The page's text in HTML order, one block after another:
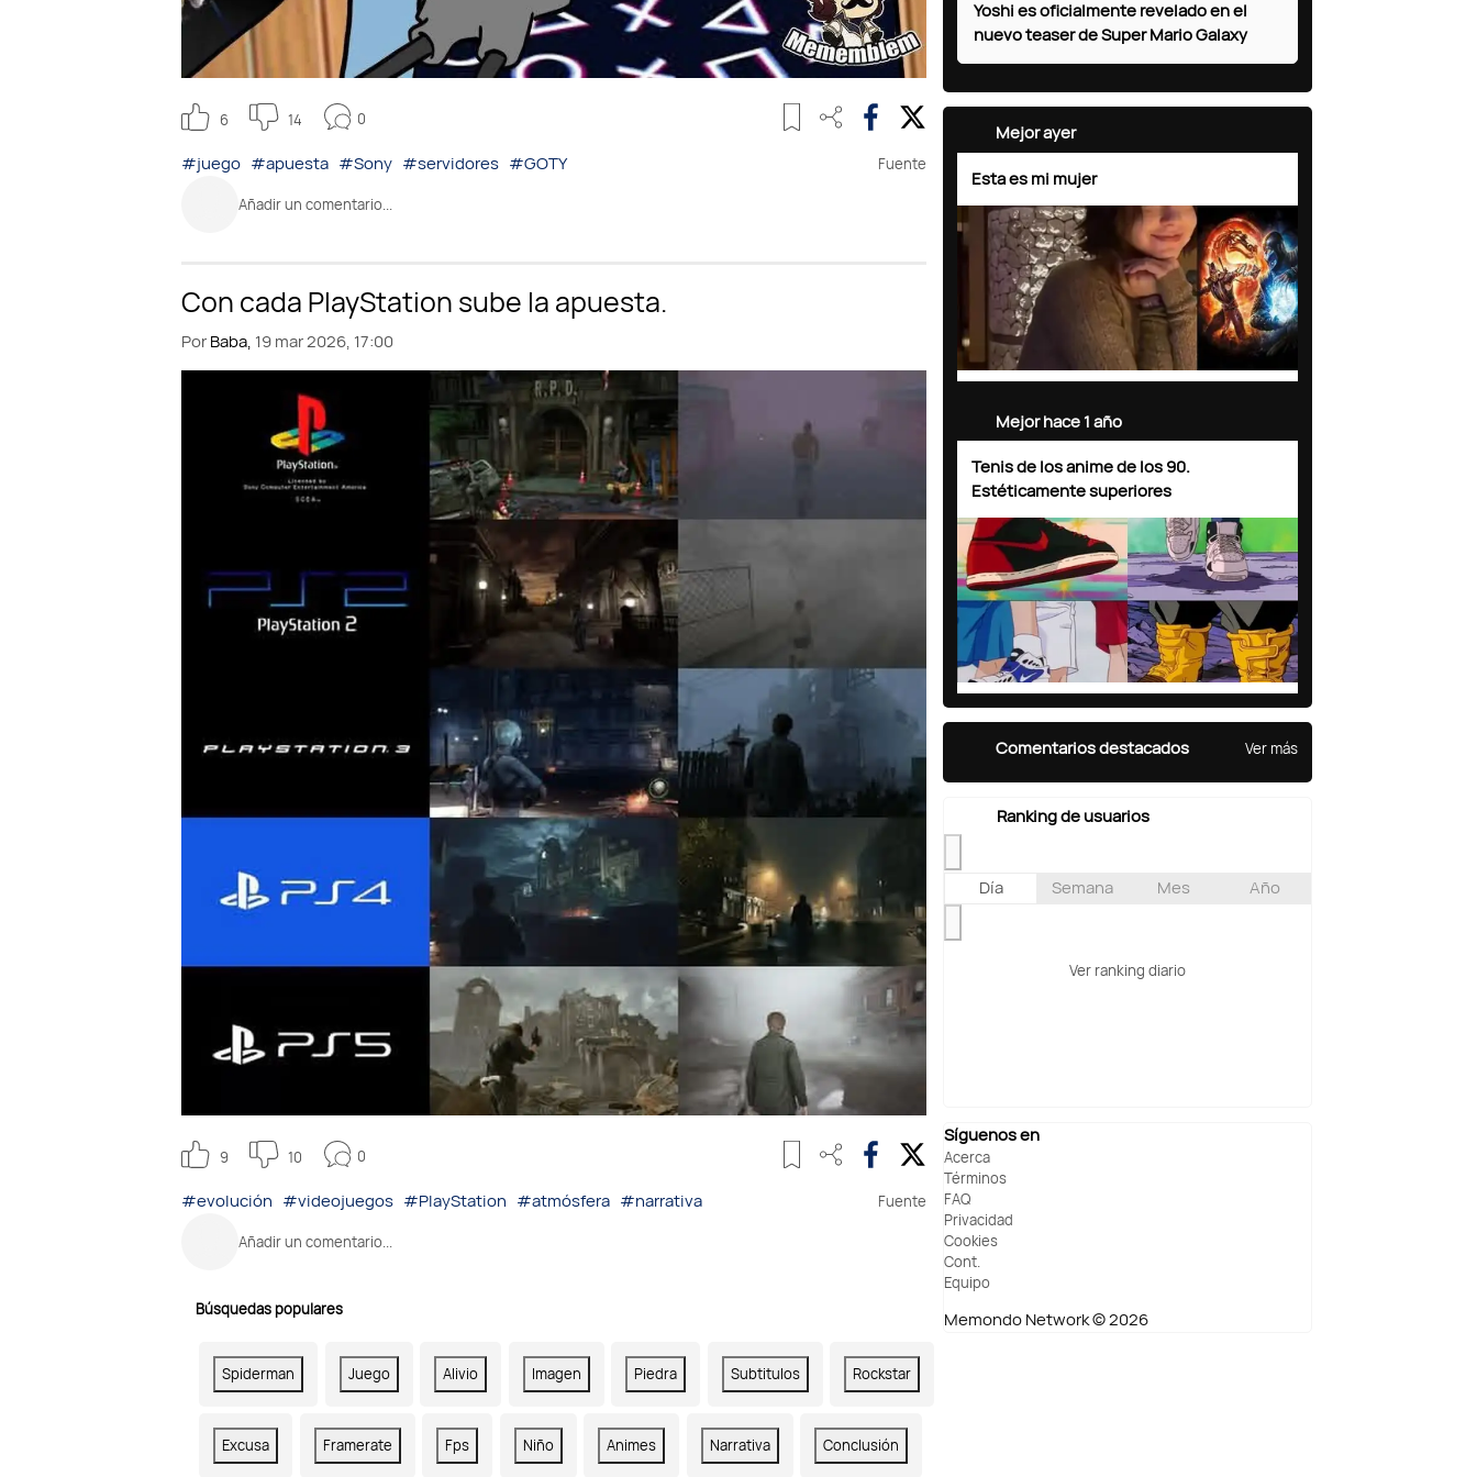
6 14 0
#juego #apuesta #Sony #servidores #GOTY Fuente
Añadir un comentario...
PorBaba, 19 mar 2026, 17:00
9 10 0
#evolución #videojuegos #PlayStation #atmósfera #narrativa Fuente
Añadir un comentario...
Búsquedas populares
Spiderman Juego Alivio Imagen Piedra Subtitulos Rockstar
Excusa Framerate Fps Niño Animes Narrativa Conclusión
Yoshi es oficialmente revelado en el
nuevo teaser de Super Mario Galaxy
Mejor ayer
Esta es mi mujer
Mejor hace 1 año
Tenis de los anime de los 90.
Estéticamente superiores
Comentarios destacados Ver más
Ranking de usuarios
Día Semana Mes Año
Ver ranking diario
Síguenos en
Acerca
Términos
FAQ
Privacidad
Cookies
Cont.
Equipo
Memondo Network © 2026